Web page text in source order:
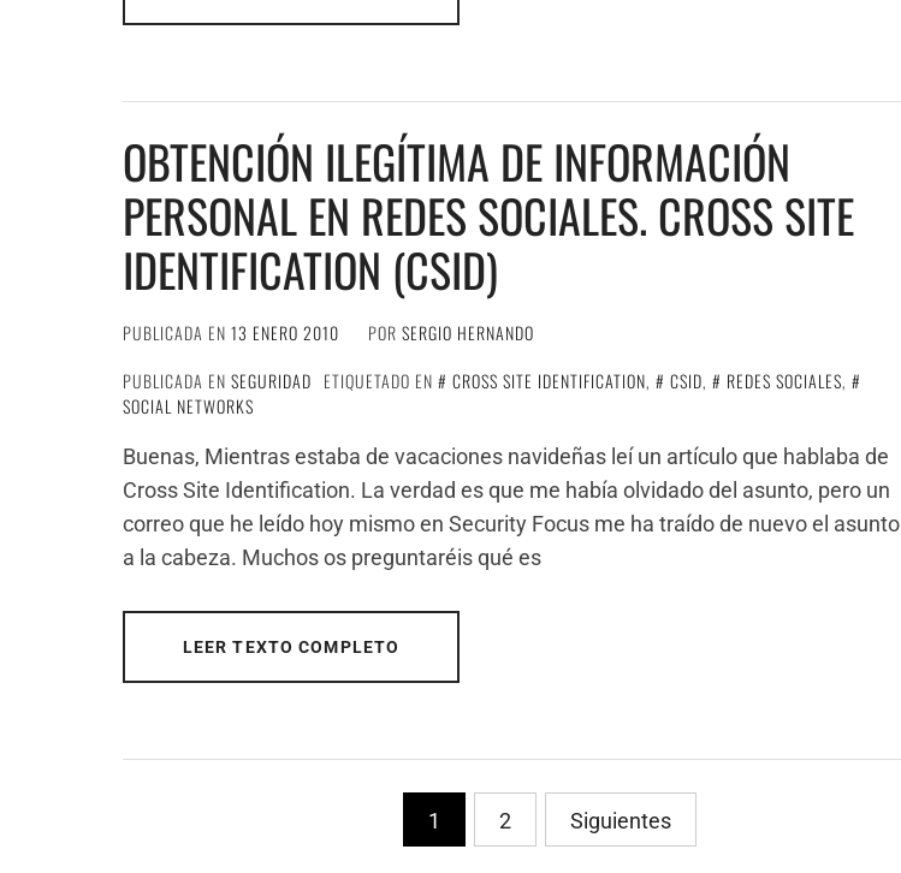
OBTENCIÓN ILEGÍTIMA DE INFORMACIÓN
PERSONAL EN REDES SOCIALES. CROSS SITE
IDENTIFICATION (CSID)
PUBLICADA EN 13 ENERO 2010 POR SERGIO HERNANDO
PUBLICADA EN SEGURIDAD ETIQUETADO EN CROSS SITE IDENTIFICATION, CSID, REDES SOCIALES,
SOCIAL NETWORKS
Buenas, Mientras estaba de vacaciones navideñas leí un artículo que hablaba de
Cross Site Identification. La verdad es que me había olvidado del asunto, pero un
correo que he leído hoy mismo en Security Focus me ha traído de nuevo el asunto
a la cabeza. Muchos os preguntaréis qué es
LEER TEXTO COMPLETO
1 2 Siguientes